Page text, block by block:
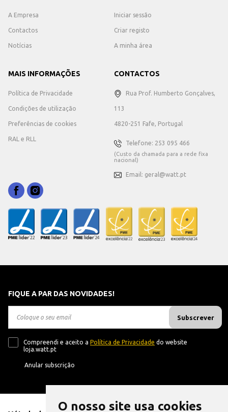
O nosso site usa cookies
A Empresa
Contactos
Notícias
Iniciar sessão
Criar registo
A minha área
MAIS INFORMAÇÕES
Política de Privacidade
Condições de utilização
Preferências de cookies
RAL e RLL
CONTACTOS
Rua Prof. Humberto Gonçalves,
113
4820-251 Fafe, Portugal
Telefone: 253 095 466
(Custo da chamada para a rede fixa
nacional)
Email: geral@watt.pt
FIQUE A PAR DAS NOVIDADES!
Subscrever
Compreendi e aceito a Política de Privacidade do website
loja.watt.pt
Anular subscrição